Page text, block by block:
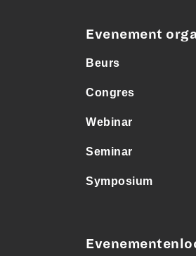
Evenement
Beurs
Congres
Webinar
Seminar
Symposium